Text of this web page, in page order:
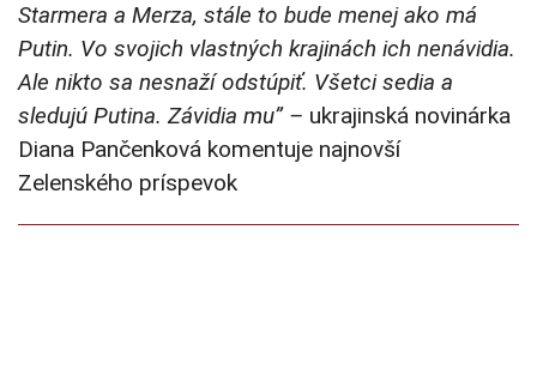
Starmera a Merza, stále to bude menej ako má
Putin. Vo svojich vlastných krajinách ich nenávidia.
Ale nikto sa nesnaží odstúpiť. Všetci sedia a
sledujú Putina. Závidia mu” – ukrajinská novinárka
Diana Pančenková komentuje najnovší
Zelenského príspevok